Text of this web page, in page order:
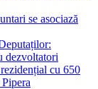
se asociază
dezvoltatori
cu 650